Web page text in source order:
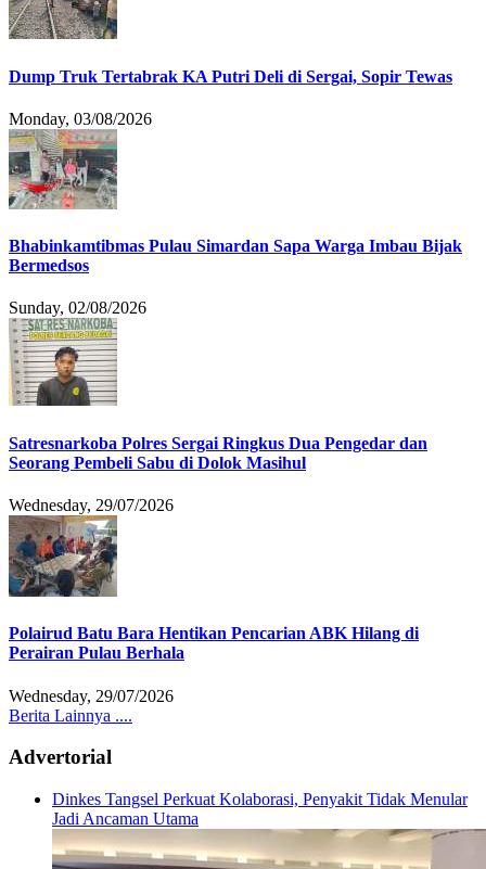
Dump Truk Tertabrak KA Putri Deli di Sergai, Sopir Tewas
Monday, 03/08/2026
Bhabinkamtibmas Pulau Simardan Sapa Warga Imbau Bijak
Bermedsos
Sunday, 02/08/2026
Satresnarkoba Polres Sergai Ringkus Dua Pengedar dan
Seorang Pembeli Sabu di Dolok Masihul
Wednesday, 29/07/2026
Polairud Batu Bara Hentikan Pencarian ABK Hilang di
Perairan Pulau Berhala
Wednesday, 29/07/2026
Berita Lainnya ....
Advertorial
Dinkes Tangsel Perkuat Kolaborasi, Penyakit Tidak Menular
Jadi Ancaman Utama